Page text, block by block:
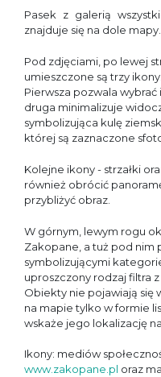
Pasek z galerią
znajduje się na dole mapy.
Pod zdjęciami, po lewej
umieszczone są trzy ikony.
Pierwsza pozwala wybrać
druga minimalizuje
symbolizująca kulę
której są zaznaczone
Kolejne ikony - strzałki
również obrócić
przybliżyć obraz.
W górnym, lewym rogu
Zakopane, a tuż pod nim
symbolizującymi
uproszczony rodzaj filtra
Obiekty nie pojawiają się
na mapie tylko w formie
wskaże jego lokalizację
Ikony: mediów
www.zakopane.pl oraz